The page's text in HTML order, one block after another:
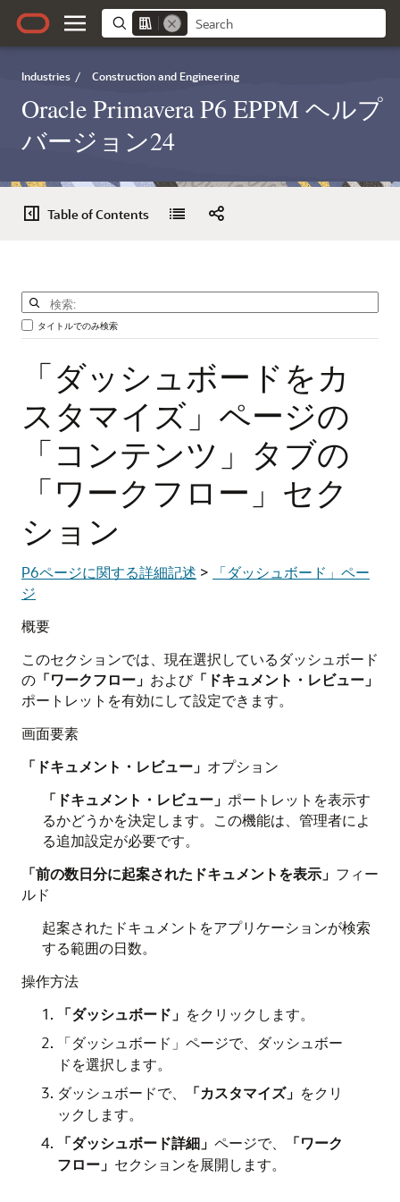
Industries / Construction and Engineering
Oracle Primavera P6 EPPM ヘルプ
バージョン24
Table of Contents
タイトルでのみ検索
「ダッシュボードをカ
スタマイズ」ページの
「コンテンツ」タブの
「ワークフロー」セク
ション
P6ページに関する詳細記述 >
「ダッシュボード」ペー
ジ
概要
このセクションでは、現在選択しているダッシュボード
の 「ワークフロー」 および「ドキュメント・レビュー」
ポートレットを有効にして設定できます。
画面要素
「ドキュメント・レビュー」 オプション
「ドキュメント・レビュー」 ポートレットを表示す
るかどうかを決定します。この機能は、管理者によ
る追加設定が必要です。
「前の数日分に起案されたドキュメントを表示」 フィー
ルド
起案されたドキュメントをアプリケーションが検索
する範囲の日数。
操作方法
「ダッシュボード」 をクリックします。
「ダッシュボード」ページで、ダッシュボー
ドを選択します。
ダッシュボードで、
「カスタマイズ」 をクリ
ックします。
「ダッシュボード詳細」 ページで、
「ワーク
フロー」 セクションを展開します。